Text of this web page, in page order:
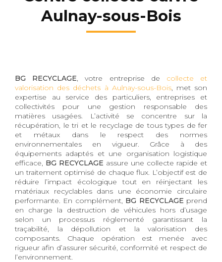
Aulnay-sous-Bois
BG RECYCLAGE, votre entreprise de collecte et
valorisation des déchets à Aulnay-sous-Bois, met son
expertise au service des particuliers, entreprises et
collectivités pour une gestion responsable des
matières usagées. L’activité se concentre sur la
récupération, le tri et le recyclage de tous types de fer
et métaux dans le respect des normes
environnementales en vigueur. Grâce à des
équipements adaptés et une organisation logistique
efficace, BG RECYCLAGE assure une collecte rapide et
un traitement optimisé de chaque flux. L’objectif est de
réduire l’impact écologique tout en réinjectant les
matériaux recyclables dans une économie circulaire
performante. En complément, BG RECYCLAGE prend
en charge la destruction de véhicules hors d’usage
selon un processus réglementé garantissant la
traçabilité, la dépollution et la valorisation des
composants. Chaque opération est menée avec
rigueur afin d’assurer sécurité, conformité et respect de
l’environnement.